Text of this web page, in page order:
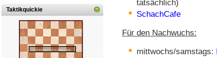
Taktikquickie
tatsächlich)
SchachCafe
Für den Nachwuchs:
mittwochs/samstags: